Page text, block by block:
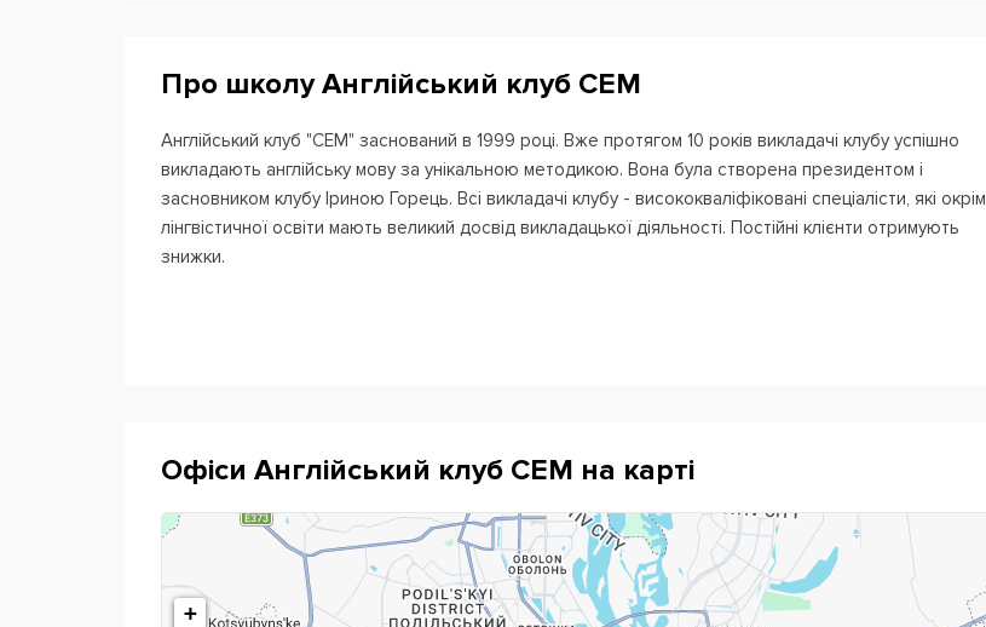
Про школу Англійський клуб СЕМ
Англійський клуб "СЕМ" заснований в 1999 році. Вже протягом 10 років викладачі клубу успішно
викладають англійську мову за унікальною методикою. Вона була створена президентом і
засновником клубу Іриною Горець. Всі викладачі клубу - висококваліфіковані спеціалісти, які окрім
лінгвістичної освіти мають великий досвід викладацької діяльності. Постійні клієнти отримують
знижки.
Офіси Англійський клуб СЕМ на карті
+